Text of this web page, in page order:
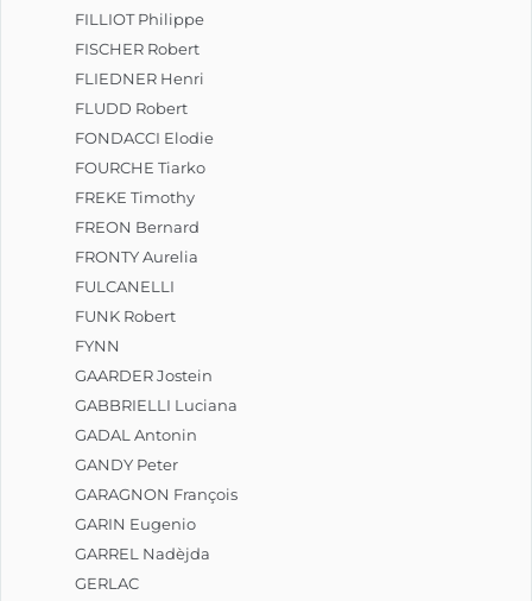
FILLIOT Philippe
FISCHER Robert
FLIEDNER Henri
FLUDD Robert
FONDACCI Elodie
FOURCHE Tiarko
FREKE Timothy
FREON Bernard
FRONTY Aurelia
FULCANELLI
FUNK Robert
FYNN
GAARDER Jostein
GABBRIELLI Luciana
GADAL Antonin
GANDY Peter
GARAGNON François
GARIN Eugenio
GARREL Nadèjda
GERLAC